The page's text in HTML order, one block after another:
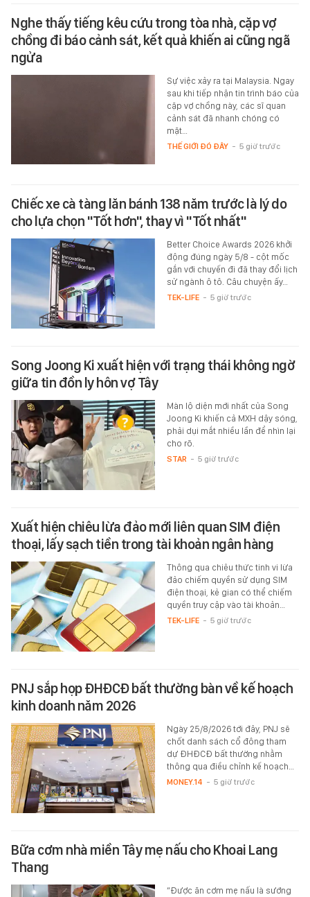
Nghe thấy tiếng kêu cứu trong tòa nhà, cặp vợ
chồng đi báo cảnh sát, kết quả khiến ai cũng ngã
ngửa
Sự việc xảy ra tại Malaysia. Ngay
sau khi tiếp nhận tin trình báo của
cặp vợ chồng này, các sĩ quan
cảnh sát đã nhanh chóng có
mặt…
THẾ GIỚI ĐÓ ĐÂY - 5 giờ trước
Chiếc xe cà tàng lăn bánh 138 năm trước là lý do
cho lựa chọn "Tốt hơn", thay vì "Tốt nhất"
Better Choice Awards 2026 khởi
động đúng ngày 5/8 - cột mốc
gắn với chuyến đi đã thay đổi lịch
sử ngành ô tô. Câu chuyện ấy…
TEK-LIFE - 5 giờ trước
Song Joong Ki xuất hiện với trạng thái không ngờ
giữa tin đồn ly hôn vợ Tây
Màn lộ diện mới nhất của Song
Joong Ki khiến cả MXH dậy sóng,
phải dụi mắt nhiều lần để nhìn lại
cho rõ.
STAR - 5 giờ trước
Xuất hiện chiêu lừa đảo mới liên quan SIM điện
thoại, lấy sạch tiền trong tài khoản ngân hàng
Thông qua chiêu thức tinh vi lừa
đảo chiếm quyền sử dụng SIM
điện thoại, kẻ gian có thể chiếm
quyền truy cập vào tài khoản…
TEK-LIFE - 5 giờ trước
PNJ sắp họp ĐHĐCĐ bất thường bàn về kế hoạch
kinh doanh năm 2026
Ngày 25/8/2026 tới đây, PNJ sẽ
chốt danh sách cổ đông tham
dự ĐHĐCĐ bất thường nhằm
thông qua điều chỉnh kế hoạch…
MONEY.14 - 5 giờ trước
Bữa cơm nhà miền Tây mẹ nấu cho Khoai Lang
Thang
“Được ăn cơm mẹ nấu là sướng